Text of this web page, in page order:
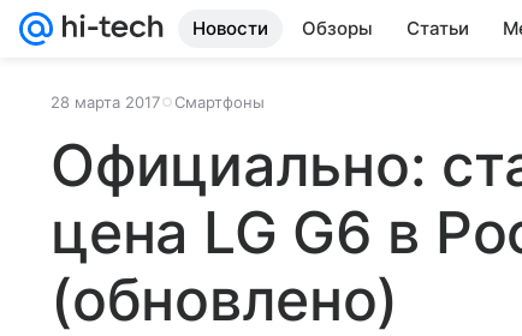
Новости Обзоры Статьи
28 марта 2017 Смартфоны
Официально:
цена LG G6 в
(обновлено)